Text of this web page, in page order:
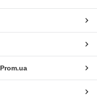
Prom.ua